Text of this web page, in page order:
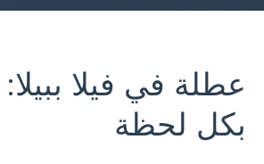
عطلة في فيلا
بكل لحظة